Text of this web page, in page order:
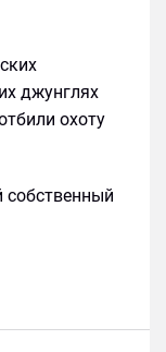
джунглях
охоту
собственный